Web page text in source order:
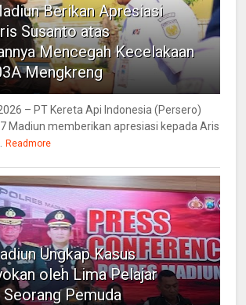
Berikan Apresiasi
Susanto atas
Mencegah Kecelakaan
Mengkreng
– PT Kereta Api Indonesia (Persero)
Madiun memberikan apresiasi kepada Aris
Readmore
Ungkap Kasus
oleh Lima Pelajar
Seorang Pemuda